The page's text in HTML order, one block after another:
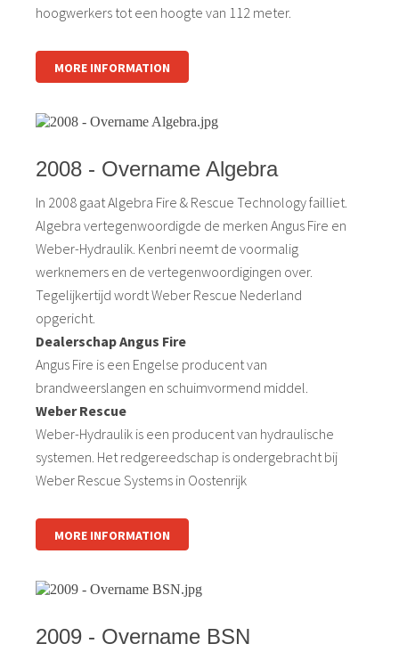
hoogwerkers tot een hoogte van 112 meter.
MORE INFORMATION
2008 - Overname Algebra
In 2008 gaat Algebra Fire & Rescue Technology failliet.
Algebra vertegenwoordigde de merken Angus Fire en
Weber-Hydraulik. Kenbri neemt de voormalig
werknemers en de vertegenwoordigingen over.
Tegelijkertijd wordt Weber Rescue Nederland
opgericht.
Dealerschap Angus Fire
Angus Fire is een Engelse producent van
brandweerslangen en schuimvormend middel.
Weber Rescue
Weber-Hydraulik is een producent van hydraulische
systemen. Het redgereedschap is ondergebracht bij
Weber Rescue Systems in Oostenrijk
MORE INFORMATION
2009 - Overname BSN